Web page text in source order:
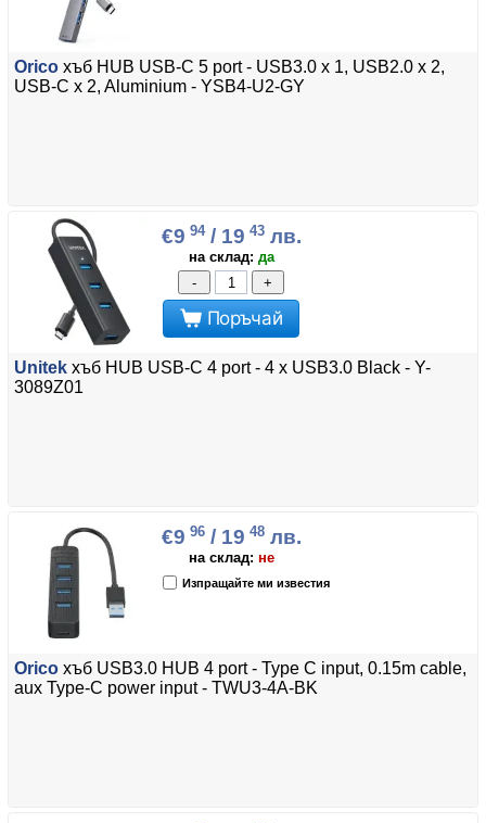
Orico хъб HUB USB-C 5 port - USB3.0 x 1, USB2.0 x 2,
USB-C x 2, Aluminium - YSB4-U2-GY
€9 94/ 19 43лв.
на склад: да
-
+
Поръчай
Unitek хъб HUB USB-C 4 port - 4 x USB3.0 Black - Y-
3089Z01
€9 96/ 19 48лв.
на склад: не
Изпращайте ми известия
Orico хъб USB3.0 HUB 4 port - Type C input, 0.15m cable,
aux Type-C power input - TWU3-4A-BK